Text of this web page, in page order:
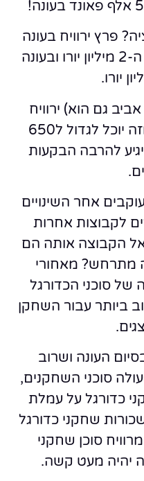
פרץ ירוויח בעונה
ה-1 875 אלף יורו, בעונה ה-2 מיליון יורו ובעונה
גם הוא) ירוויח
485 אלף יורו בכל עונה וזה יוכל לגדול ל650
להרבה הבקעות
אחר השינויים
לקבוצות אחרות
הקבוצה אותה הם
מתרחש? מאחורי
סוכני הכדורגל
ביותר עבור השחקן
העונה ושרוב
סוכני השחקנים,
כדורגל על עמלת
שחקני כדורגל
סוכן שחקני
יהיה מעט קשה.